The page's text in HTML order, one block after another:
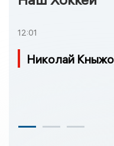
12:01
Николай